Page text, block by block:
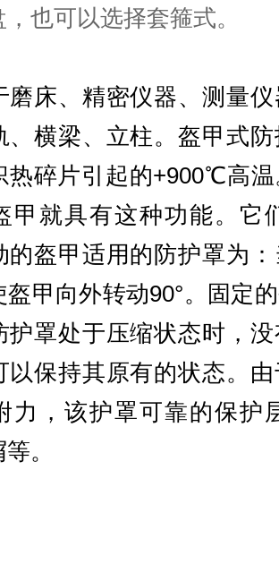
也可以选择套箍式。
磨床、精密仪器、测量
、横梁、立柱。盔甲式
热碎片引起的+900℃高
甲就具有这种功能。它
的盔甲适用的防护罩为
盔甲向外转动90°。固定
护罩处于压缩状态时，
以保持其原有的状态。
力，该护罩可靠的保护
。